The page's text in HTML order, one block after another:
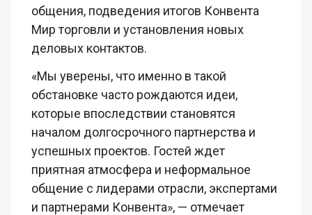
общения, подведения итогов Конвента
Мир торговли и установления новых
деловых контактов.
«Мы уверены, что именно в такой
обстановке часто рождаются идеи,
которые впоследствии становятся
началом долгосрочного партнерства и
успешных проектов. Гостей ждет
приятная атмосфера и неформальное
общение с лидерами отрасли, экспертами
и партнерами Конвента», — отмечает